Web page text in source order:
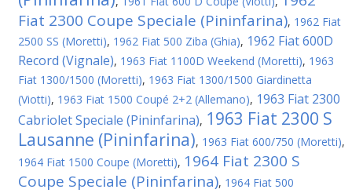
Fiat 2300 Coupe Speciale (Pininfarina), 1962 Fiat
2500 SS (Moretti), 1962 Fiat 500 Ziba (Ghia), 1962 Fiat 600D
Record (Vignale), 1963 Fiat 1100D Weekend (Moretti), 1963
Fiat 1300/1500 (Moretti), 1963 Fiat 1300/1500 Giardinetta
(Viotti), 1963 Fiat 1500 Coupé 2+2 (Allemano), 1963 Fiat 2300
Cabriolet Speciale (Pininfarina), 1963 Fiat 2300 S
Lausanne (Pininfarina), 1963 Fiat 600/750 (Moretti),
1964 Fiat 1500 Coupe (Moretti), 1964 Fiat 2300 S
Coupe Speciale (Pininfarina), 1964 Fiat 500